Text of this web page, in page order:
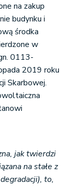
na zakup
budynku i
środka
w
0113-
2019 roku
Skarbowej.
jak twierdzi
na stałe z
to,